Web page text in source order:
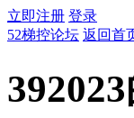
立即注册 登录
52梯控论坛 返回首